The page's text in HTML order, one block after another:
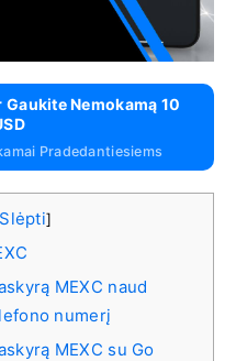
Nemokamą 10
Pradedantiesiems
Slėpti]
MEXC naud
numerį
MEXC su Go